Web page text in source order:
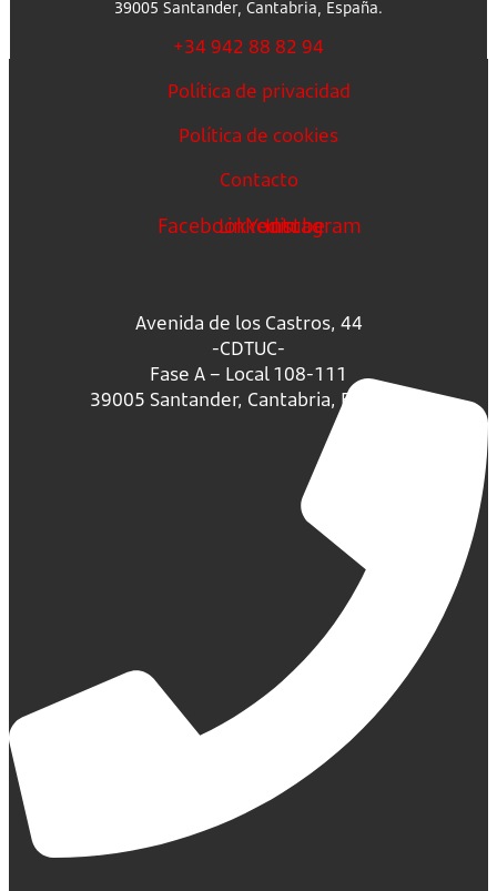
39005 Santander, Cantabria, España.
+34 942 88 82 94
Política de privacidad
Política de cookies
Contacto
FacebookLinkedin
Youtube
Instagram
Avenida de los Castros, 44
-CDTUC-
Fase A – Local 108-111
39005 Santander, Cantabria, España.